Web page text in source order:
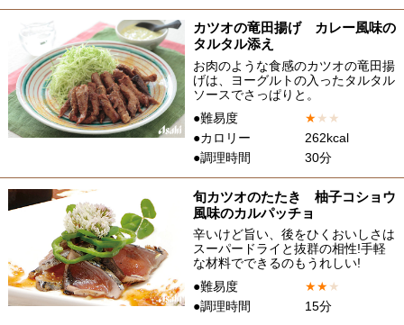
カツオの竜田揚げ カレー風味の
タルタル添え
お肉のような食感のカツオの竜田揚
げは、ヨーグルトの入ったタルタル
ソースでさっぱりと。
●難易度
★★ ★
●カロリー
262kcal
●調理時間
30分
旬カツオのたたき 柚子コショウ
風味のカルパッチョ
辛いけど旨い、後をひくおいしさは
スーパードライと抜群の相性!手軽
な材料でできるのもうれしい!
●難易度
★★★
●調理時間
15分